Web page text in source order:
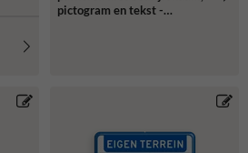
pictogram en tekst -